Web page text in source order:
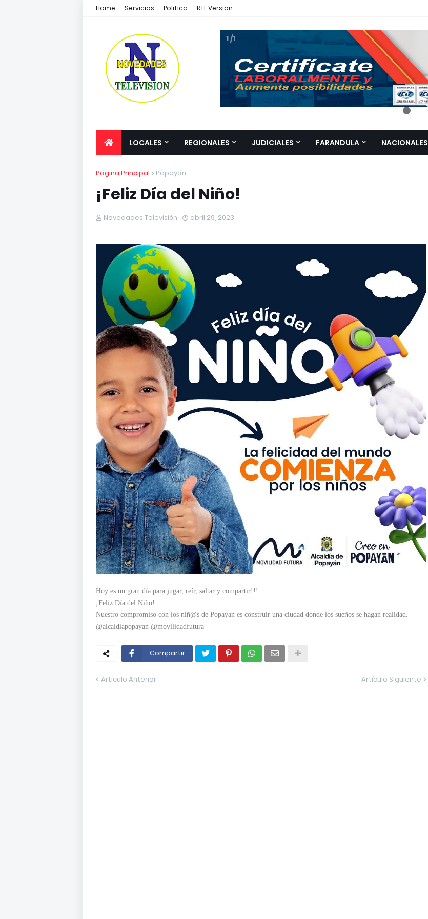
Home Servicios Politica RTL Version
1 /1
LOCALES REGIONALES JUDICIALES FARANDULA NACIONALES
Página Principal Popayán
¡Feliz Día del Niño!
Novedades Televisión abril 29, 2023
Hoy es un gran día para jugar, reír, saltar y compartir!!!
¡Feliz Día del Niño!
Nuestro compromiso con los niñ@s de Popayan es construir una ciudad donde los sueños se hagan realidad.
@alcaldiapopayan @movilidadfutura
Compartir
Artículo Anterior Artículo Siguiente